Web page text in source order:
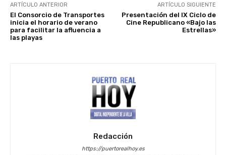
ARTÍCULO ANTERIOR
El Consorcio de Transportes
inicia el horario de verano
para facilitar la afluencia a
las playas
ARTÍCULO SIGUIENTE
Presentación del IX Ciclo de
Cine Republicano «Bajo las
Estrellas»
Redacción
https://puertorealhoy.es